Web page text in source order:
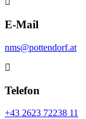
E-Mail
nms@pottendorf.at
Telefon
+43 2623 72238 11